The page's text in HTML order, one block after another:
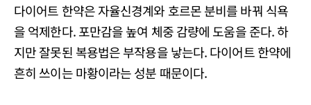
다이어트 한약은 자율신경계와 호르몬 분비를 바꿔 식욕
을 억제한다. 포만감을 높여 체중 감량에 도움을 준다. 하
지만 잘못된 복용법은 부작용을 낳는다. 다이어트 한약에
흔히 쓰이는 마황이라는 성분 때문이다.